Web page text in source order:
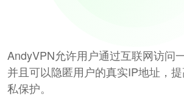
AndyVPN允许用户通过互联网访问
并且可以隐匿用户的真实IP地址，
私保护。